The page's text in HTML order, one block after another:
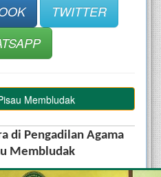
TWITTER
Membludak
di Pengadilan Agama
Membludak